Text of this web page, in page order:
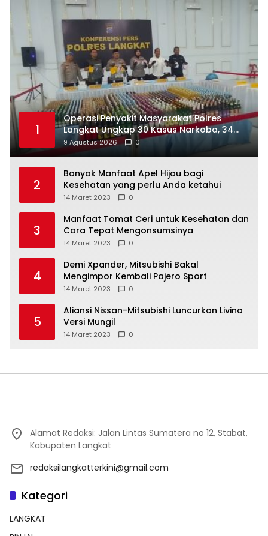
1
Operasi Penyakit Masyarakat Polres
Langkat Ungkap 30 Kasus Narkoba, 34
Tersangka Diamankan
9 Agustus 2026 0
2
Banyak Manfaat Apel Hijau bagi
Kesehatan yang perlu Anda ketahui
14 Maret 2023 0
3
Manfaat Tomat Ceri untuk Kesehatan dan
Cara Tepat Mengonsumsinya
14 Maret 2023 0
4
Demi Xpander, Mitsubishi Bakal
Mengimpor Kembali Pajero Sport
14 Maret 2023 0
5
Aliansi Nissan-Mitsubishi Luncurkan Livina
Versi Mungil
14 Maret 2023 0
Alamat Redaksi: Jalan Lintas Sumatera no 12, Stabat,
Kabupaten Langkat
redaksilangkatterkini@gmail.com
Kategori
LANGKAT